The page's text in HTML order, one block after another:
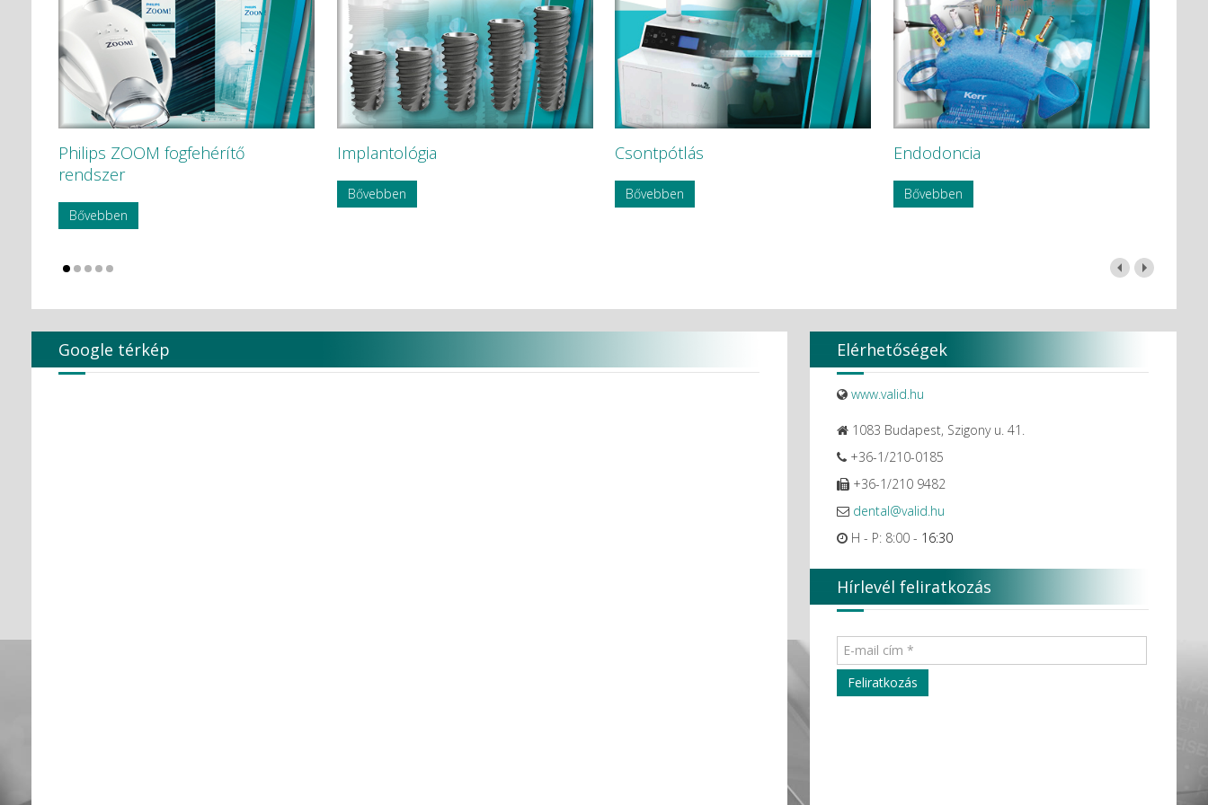
Philips ZOOM fogfehérítő
rendszer
Bővebben
Implantológia
Bővebben
Csontpótlás
Bővebben
Endodoncia
Bővebben
Google térkép Elérhetőségek
www.valid.hu
1083 Budapest, Szigony u. 41.
+36-1/210-0185
+36-1/210 9482
dental@valid.hu
H - P: 8:00 - 16:30
Hírlevél feliratkozás